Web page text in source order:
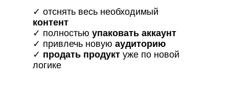
✓ отснять весь необходимый
контент
✓ полностью упаковать аккаунт
✓ привлечь новую аудиторию
✓ продать продукт уже по новой
логике